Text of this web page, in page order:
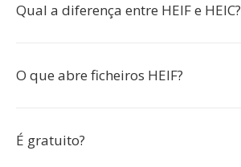
Qual a diferença entre HEIF e HEIC?
O que abre ficheiros HEIF?
É gratuito?